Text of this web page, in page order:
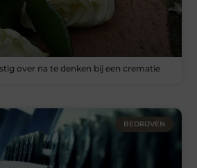
over na te denken bij een crematie
BEDRIJVEN